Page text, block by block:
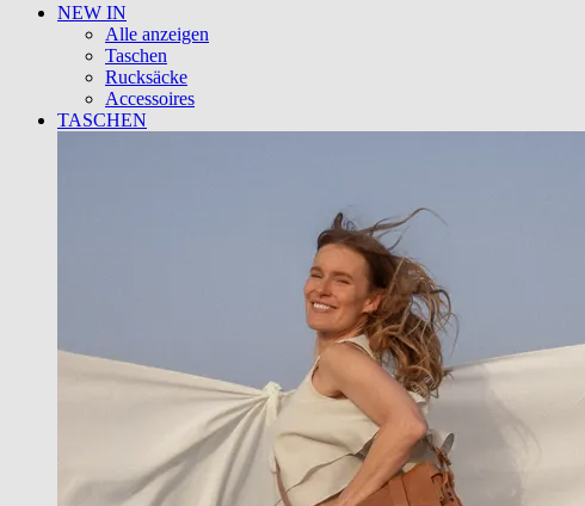
NEW IN
Alle anzeigen
Taschen
Rucksäcke
Accessoires
TASCHEN